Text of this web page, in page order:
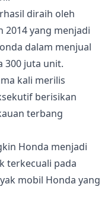
diraih oleh
2014 yang menjadi
dalam menjual
300 juta unit.
kali merilis
berisikan
terbang
Honda menjadi
terkecuali pada
mobil Honda yang